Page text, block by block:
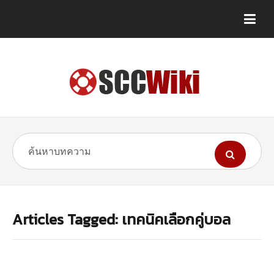
Articles Tagged: เทคนิคเลือกคู่บอล